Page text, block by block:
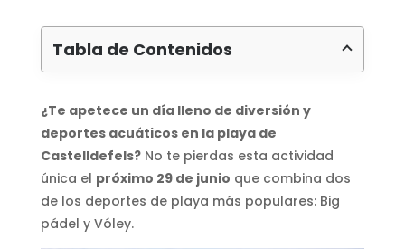
Tabla de Contenidos
¿Te apetece un día lleno de diversión y
deportes acuáticos en la playa de
Castelldefels?No te pierdas esta actividad
única el próximo 29 de junio que combina dos
de los deportes de playa más populares: Big
pádel y Vóley.